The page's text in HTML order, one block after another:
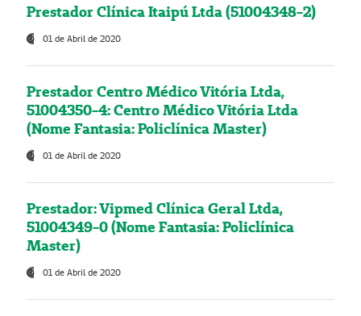
Prestador Clínica Itaipú Ltda (51004348-2)
01 de Abril de 2020
Prestador Centro Médico Vitória Ltda,
51004350-4: Centro Médico Vitória Ltda
(Nome Fantasia: Policlínica Master)
01 de Abril de 2020
Prestador: Vipmed Clínica Geral Ltda,
51004349-0 (Nome Fantasia: Policlínica
Master)
01 de Abril de 2020